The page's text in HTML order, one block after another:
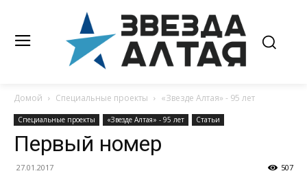
Домой Специальные проекты «Звезде Алтая» - 95 лет
Специальные проекты «Звезде Алтая» - 95 лет Статьи
Первый номер
27.01.2017 507